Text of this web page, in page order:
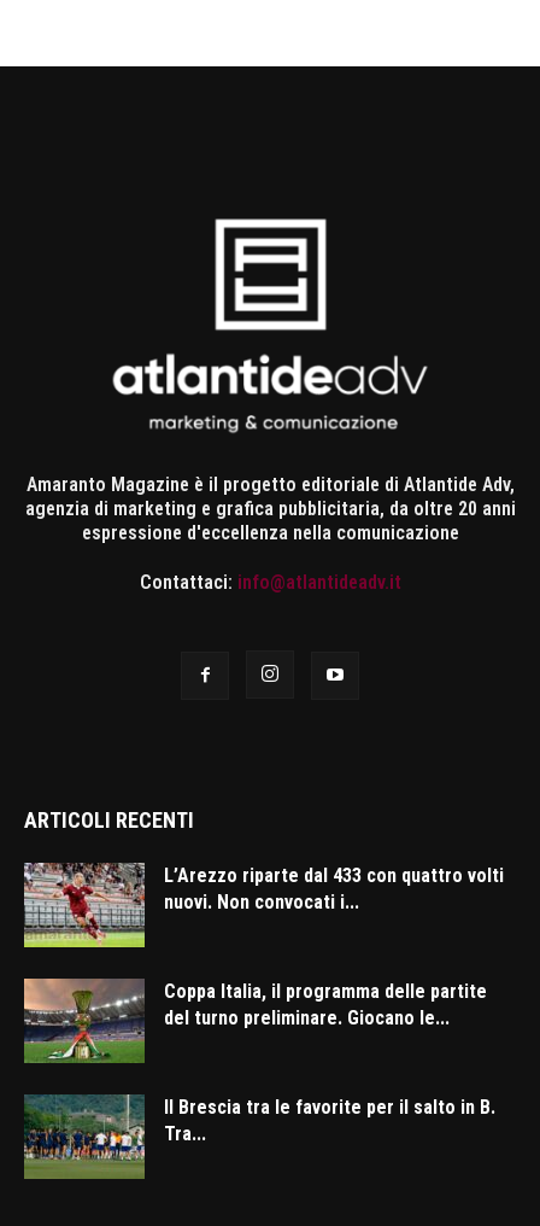
Amaranto Magazine è il progetto editoriale di Atlantide Adv,
agenzia di marketing e grafica pubblicitaria, da oltre 20 anni
espressione d'eccellenza nella comunicazione
Contattaci: info@atlantideadv.it
ARTICOLI RECENTI
L’Arezzo riparte dal 433 con quattro volti
nuovi. Non convocati i...
Coppa Italia, il programma delle partite
del turno preliminare. Giocano le...
Il Brescia tra le favorite per il salto in B.
Tra...